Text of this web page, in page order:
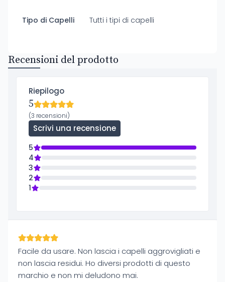
Tipo di Capelli Tutti i tipi di capelli
Recensioni del prodotto
Riepilogo
5
(3 recensioni)
Scrivi una recensione
5
4
3
2
1
Facile da usare. Non lascia i capelli aggrovigliati e
non lascia residui. Ho diversi prodotti di questo
marchio e non mi deludono mai.